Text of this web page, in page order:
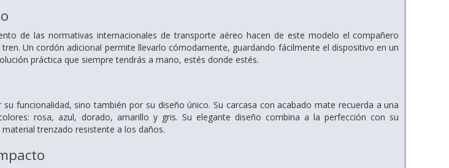
de las normativas internacionales de transporte aéreo hacen de este modelo el compañero
Un cordón adicional permite llevarlo cómodamente, guardando fácilmente el dispositivo en un
práctica que siempre tendrás a mano, estés donde estés.
funcionalidad, sino también por su diseño único. Su carcasa con acabado mate recuerda a una
rosa, azul, dorado, amarillo y gris. Su elegante diseño combina a la perfección con su
trenzado resistente a los daños.